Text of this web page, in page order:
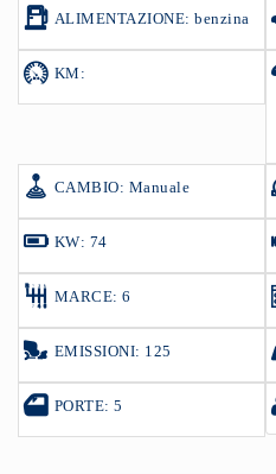
ALIMENTAZIONE: benzina
KM:
CAMBIO: Manuale
KW: 74
MARCE: 6
EMISSIONI: 125
PORTE: 5